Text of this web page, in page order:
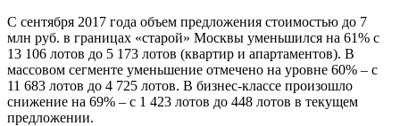
С сентября 2017 года объем предложения стоимостью до 7
млн руб. в границах «старой» Москвы уменьшился на 61% с
13 106 лотов до 5 173 лотов (квартир и апартаментов). В
массовом сегменте уменьшение отмечено на уровне 60% – с
11 683 лотов до 4 725 лотов. В бизнес-классе произошло
снижение на 69% – с 1 423 лотов до 448 лотов в текущем
предложении.